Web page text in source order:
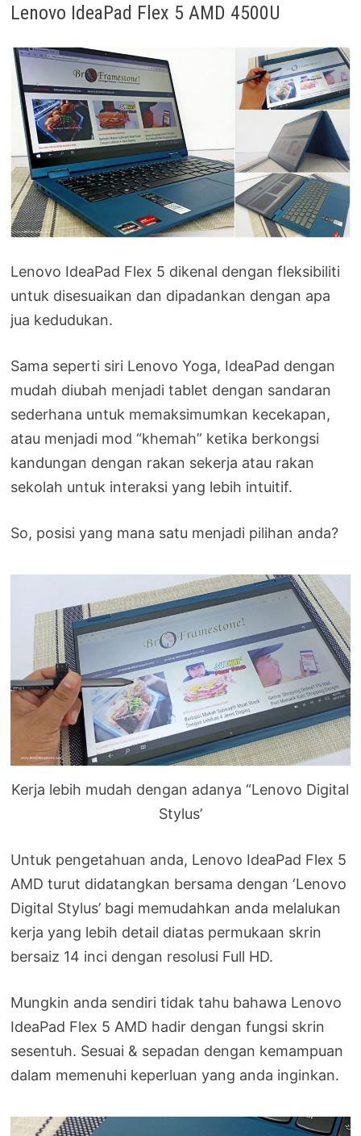
Lenovo IdeaPad Flex 5 AMD 4500U
Lenovo IdeaPad Flex 5 dikenal dengan fleksibiliti
untuk disesuaikan dan dipadankan dengan apa
jua kedudukan.
Sama seperti siri Lenovo Yoga, IdeaPad dengan
mudah diubah menjadi tablet dengan sandaran
sederhana untuk memaksimumkan kecekapan,
atau menjadi mod “khemah” ketika berkongsi
kandungan dengan rakan sekerja atau rakan
sekolah untuk interaksi yang lebih intuitif.
So, posisi yang mana satu menjadi pilihan anda?
Kerja lebih mudah dengan adanya “Lenovo Digital
Stylus’
Untuk pengetahuan anda, Lenovo IdeaPad Flex 5
AMD turut didatangkan bersama dengan ‘Lenovo
Digital Stylus’ bagi memudahkan anda melalukan
kerja yang lebih detail diatas permukaan skrin
bersaiz 14 inci dengan resolusi Full HD.
Mungkin anda sendiri tidak tahu bahawa Lenovo
IdeaPad Flex 5 AMD hadir dengan fungsi skrin
sesentuh. Sesuai & sepadan dengan kemampuan
dalam memenuhi keperluan yang anda inginkan.